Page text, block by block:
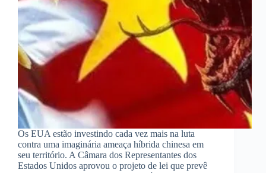
Os EUA estão investindo cada vez mais na luta
contra uma imaginária ameaça híbrida chinesa em
seu território. A Câmara dos Representantes dos
Estados Unidos aprovou o projeto de lei que prevê